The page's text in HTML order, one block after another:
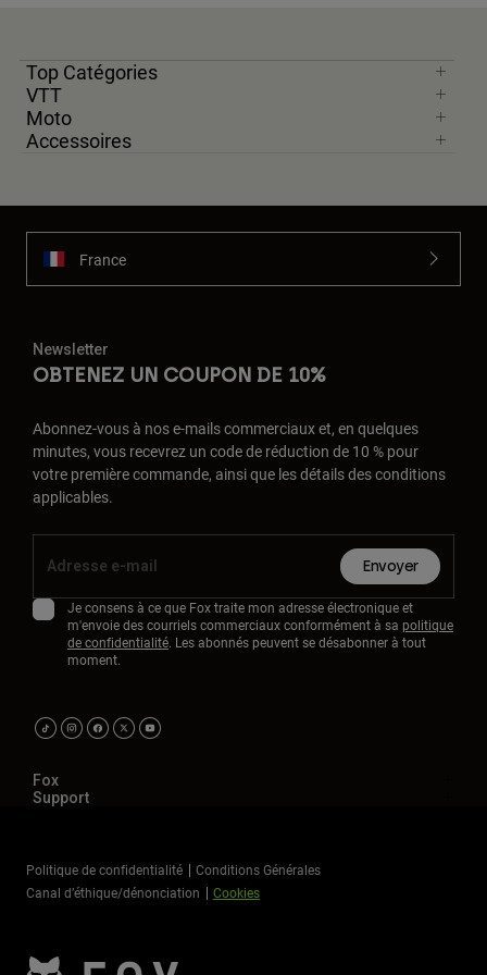
Tous les accessoires
Sacs et sacs à dos
Chapeaux et Casquettes
Top Catégories
VTT
Moto
Accessoires
France
Newsletter
OBTENEZ UN COUPON DE 10%
Abonnez-vous à nos e-mails commerciaux et, en quelques
minutes, vous recevrez un code de réduction de 10 % pour
votre première commande, ainsi que les détails des conditions
applicables.
Envoyer
Je consens à ce que Fox traite mon adresse électronique et
m'envoie des courriels commerciaux conformément à sa politique
de confidentialité. Les abonnés peuvent se désabonner à tout
moment.
Fox
Support
Politique de confidentialité
Conditions Générales
Canal d’éthique/dénonciation
Cookies